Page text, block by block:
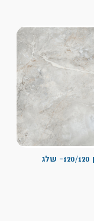
גרניט פורצלן 120/120- שלג